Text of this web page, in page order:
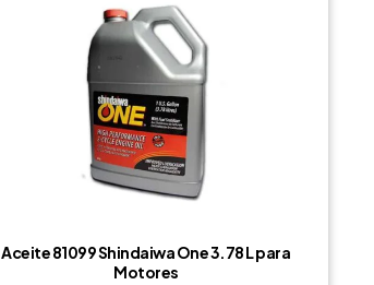
Aceite 81099 Shindaiwa One 3.78 L para
Motores